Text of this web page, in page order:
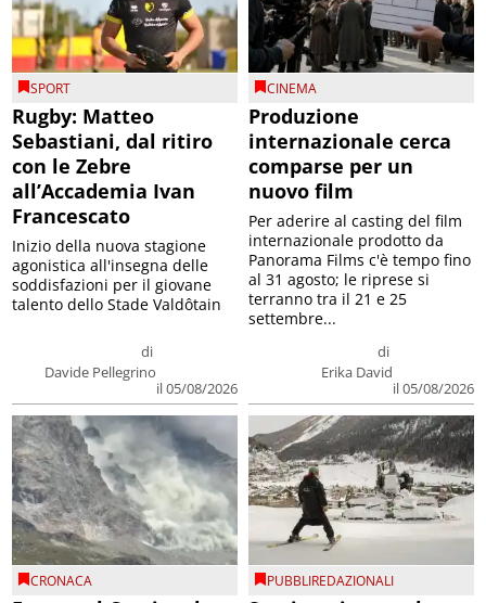
SPORT
Rugby: Matteo
Sebastiani, dal ritiro
con le Zebre
all’Accademia Ivan
Francescato
di
Davide Pellegrino
il 05/08/2026
Inizio della nuova stagione
agonistica all'insegna delle
soddisfazioni per il giovane
talento dello Stade Valdôtain
CINEMA
Produzione
internazionale cerca
comparse per un
nuovo film
di
Erika David
il 05/08/2026
Per aderire al casting del film
internazionale prodotto da
Panorama Films c'è tempo fino
al 31 agosto; le riprese si
terranno tra il 21 e 25
settembre...
CRONACA PUBBLIREDAZIONALI